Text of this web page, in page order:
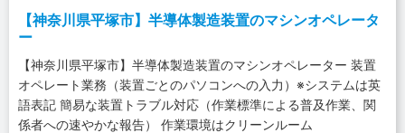
【神奈川県平塚市】半導体製造装置のマシンオペレータ
ー
【神奈川県平塚市】半導体製造装置のマシンオペレーター 装置
オペレート業務（装置ごとのパソコンへの入力）※システムは英
語表記 簡易な装置トラブル対応（作業標準による普及作業、関
係者への速やかな報告） 作業環境はクリーンルーム